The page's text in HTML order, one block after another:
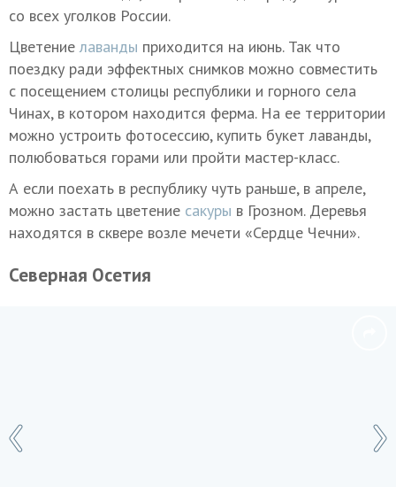
со всех уголков России.
Цветениелаванды приходится на июнь. Так что
поездку ради эффектных снимков можно совместить
с посещением столицы республики и горного села
Чинах, в котором находится ферма. На ее территории
можно устроить фотосессию, купить букет лаванды,
полюбоваться горами или пройти мастер-класс.
А если поехать в республику чуть раньше, в апреле,
можно застать цветение сакуры в Грозном. Деревья
находятся в сквере возле мечети «Сердце Чечни».
Северная Осетия